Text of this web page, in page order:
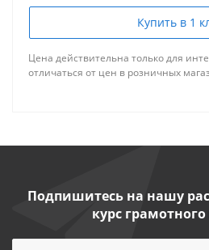
Купить в 1
Цена действительна только для
отличаться от цен в розничных
Подпишитесь на нашу
курс